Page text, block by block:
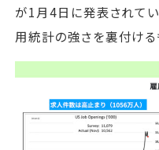
が1月4日に発表されてい
用統計の強さを裏付ける